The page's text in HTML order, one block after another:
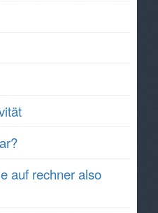
auf rechner also